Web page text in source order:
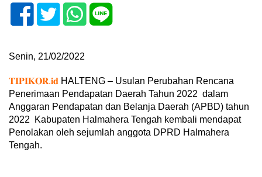
Senin, 21/02/2022
𝐓𝐈𝐏𝐈𝐊𝐎𝐑.𝐢𝐝 HALTENG – Usulan Perubahan Rencana
Penerimaan Pendapatan Daerah Tahun 2022 dalam
Anggaran Pendapatan dan Belanja Daerah (APBD) tahun
2022 Kabupaten Halmahera Tengah kembali mendapat
Penolakan oleh sejumlah anggota DPRD Halmahera
Tengah.